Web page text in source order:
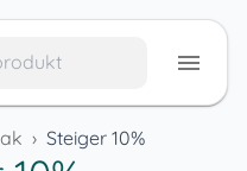
› Steiger 10%